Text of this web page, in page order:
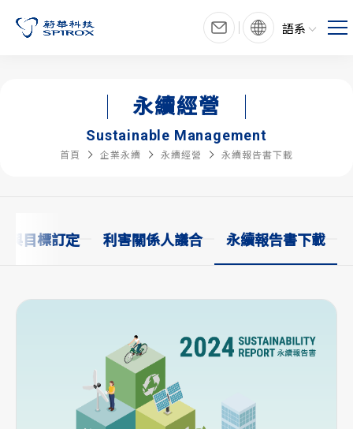
語系
永續經營
Sustainable Management
首頁 企業永續 永續經營 永續報告書下載
與目標訂定 利害關係人議合 永續報告書下載